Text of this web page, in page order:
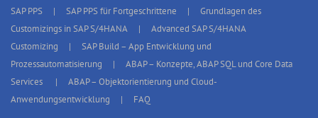
SAP PPS
SAP PPS für Fortgeschrittene
Grundlagen des
Customizings in SAP S/4HANA
Advanced SAP S/4HANA
Customizing
SAP Build – App Entwicklung und
Prozessautomatisierung
ABAP – Konzepte, ABAP SQL und Core Data
Services
ABAP – Objektorientierung und Cloud-
Anwendungsentwicklung
FAQ